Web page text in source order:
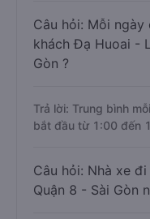
Câu hỏi: Mỗi
khách Đạ Huoai -
Gòn ?
Trả lời: Trung bình
bắt đầu từ 1:00 đến
Câu hỏi: Nhà xe
Quận 8 - Sài Gòn